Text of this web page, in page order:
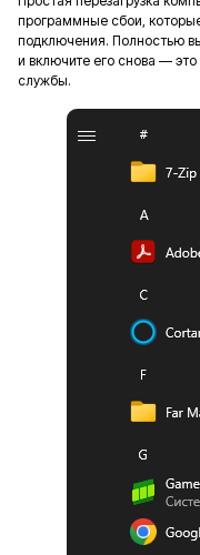
программные сбои,
подключения. Полностью
и включите его снова —
службы.